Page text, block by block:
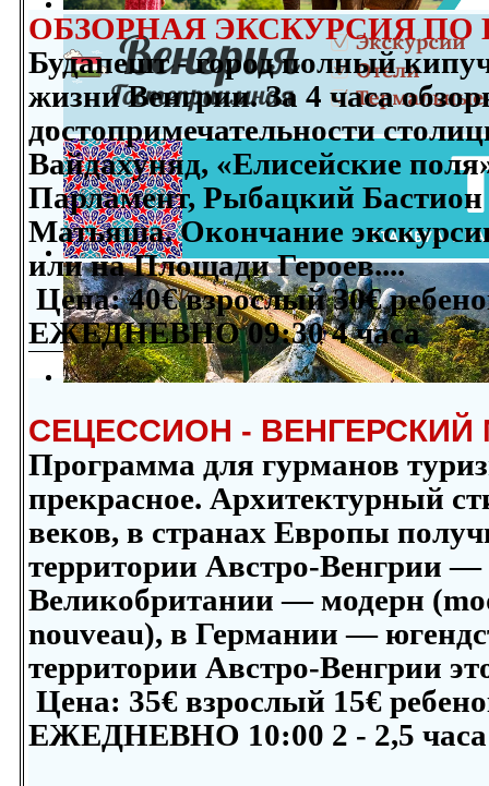
ОБЗОРНАЯ ЭКСКУРСИЯ ПО
Будапешт - город полный
жизни Венгрии. За 4 часа
достопримечательности
Вайдахуняд, «Елисейские
Парламент, Рыбацкий Бастион
Матьяша. Окончание
или на Площади Героев....
Цена: 40€ взрослый 30€
ЕЖЕДНЕВНО 09:30 4 часа
СЕЦЕССИОН - ВЕНГЕРСКИЙ
Программа для гурманов
прекрасное. Архитектурный
веков, в странах Европы
территории Австро-Венгрии —
Великобритании — модерн
nouveau), в Германии —
территории Австро-Венгрии
Цена: 35€ взрослый 15€
ЕЖЕДНЕВНО 10:00 2 - 2,5 часа